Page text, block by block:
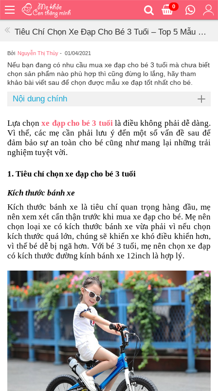
0
chủ
ăn
Bé
vệ
sinh
Bé
Bé
đi
ra
ngoài
Bé
khỏe
&
an
toàn
Bé
tắm
chơi
mà
học
Dành
cho
mẹ
Dành
cho
Tiêu Chí Chọn Xe Đạp Cho Bé 3 Tuổi – Top 5 Mẫu Xe
Bởi Nguyễn Thị Thùy - 01/04/2021
Nếu bạn đang có nhu cầu mua xe đạp cho bé 3 tuổi mà chưa biết
chọn sản phẩm nào phù hợp thì cũng đừng lo lắng, hãy tham
khảo bài viết sau để chọn được mẫu xe đạp tốt nhất cho bé.
Nội dung chính
Lựa chọnxe đạp cho bé 3 tuổilà điều không phải dễ dàng.
Vì thế, các mẹ cần phải lưu ý đến một số vấn đề sau để
đảm bảo sự an toàn cho bé cũng như mang lại những trải
nghiệm tuyệt vời.
1. Tiêu chí chọn xe đạp cho bé 3 tuổi
Kích thước bánh xe
Kích thước bánh xe là tiêu chí quan trọng hàng đầu, mẹ
nên xem xét cẩn thận trước khi mua xe đạp cho bé. Mẹ nên
chọn loại xe có kích thước bánh xe vừa phải vì nếu chọn
kích thước quá lớn, chúng sẽ khiến xe khó điều khiển hơn,
vì thế bé dễ bị ngã hơn. Với bé 3 tuổi, mẹ nên chọn xe đạp
có kích thước đường kính bánh xe 12inch là hợp lý.